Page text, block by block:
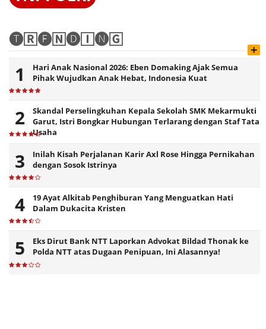
🅣🅁🅔🄽🅓🄸🅝🄶
+
Hari Anak Nasional 2026: Eben Domaking Ajak Semua
Pihak Wujudkan Anak Hebat, Indonesia Kuat
Skandal Perselingkuhan Kepala Sekolah SMK Mekarmukti
Garut, Istri Bongkar Hubungan Terlarang dengan Staf Tata
Usaha
Inilah Kisah Perjalanan Karir Axl Rose Hingga Pernikahan
dengan Sosok Istrinya
19 Ayat Alkitab Penghiburan Yang Menguatkan Hati
Dalam Dukacita Kristen
Eks Dirut Bank NTT Laporkan Advokat Bildad Thonak ke
Polda NTT atas Dugaan Penipuan, Ini Alasannya!